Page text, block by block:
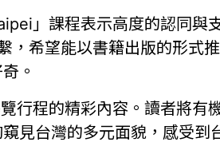
」課程表示高度的認同與
希望能以書籍出版的形式
。
行程的精彩內容。讀者將有
見台灣的多元面貌，感受